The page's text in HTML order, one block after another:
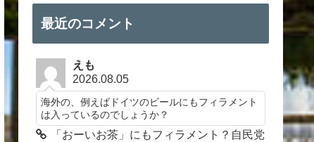
最近のコメント
えも
2026.08.05
海外の、例えばドイツのビールにもフィラメント
は入っているのでしょうか？
「おーいお茶」にもフィラメント？自民党